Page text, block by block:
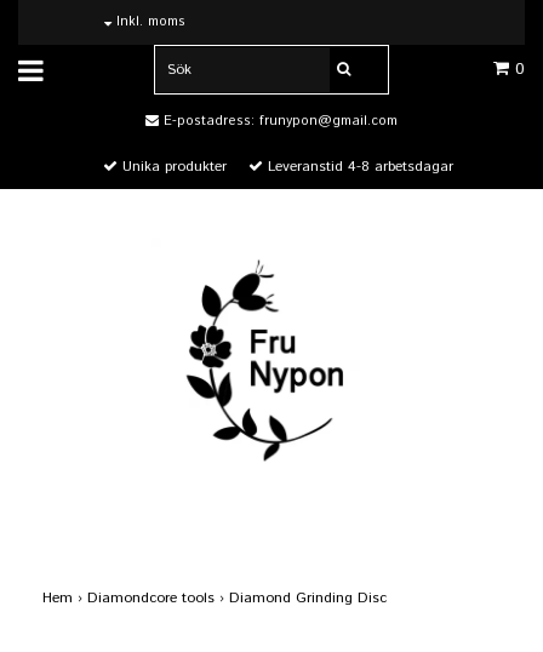
Inkl. moms
0
E-postadress: frunypon@gmail.com
Unika produkter Leveranstid 4-8 arbetsdagar
Hem › Diamondcore tools › Diamond Grinding Disc